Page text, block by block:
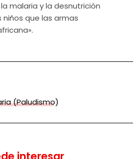
malaria y la desnutrición
que las armas
(Paludismo)